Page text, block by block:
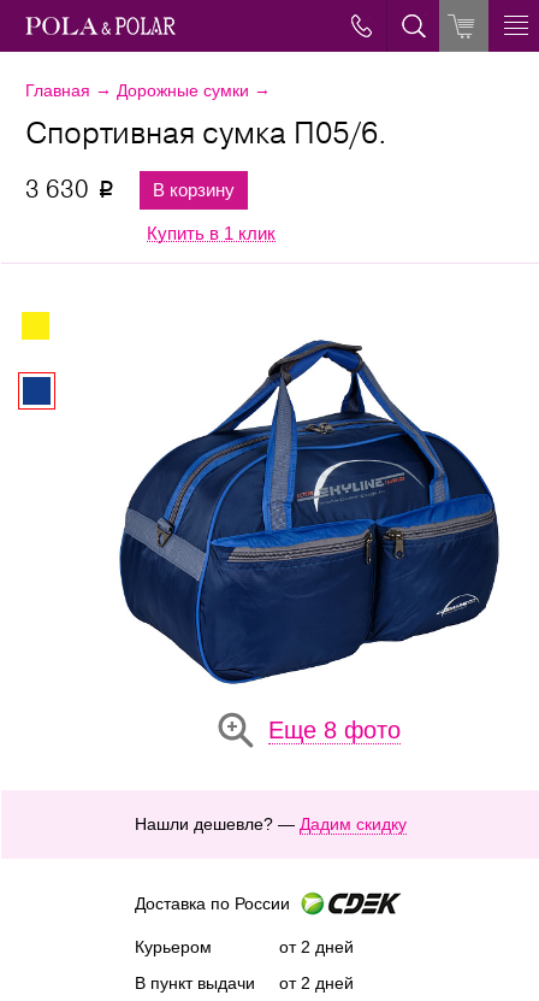
Главная → Дорожные сумки →
Еще 8 фото
Спортивная сумка П05/6.
3 630 p В корзину
Купить в 1 клик
Нашли дешевле? — Дадим скидку
Доставка по России
Курьером
В пункт выдачи
от 2 дней
от 2 дней